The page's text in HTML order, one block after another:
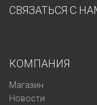
СВЯЗАТЬСЯ С
КОМПАНИЯ
Магазин
Новости